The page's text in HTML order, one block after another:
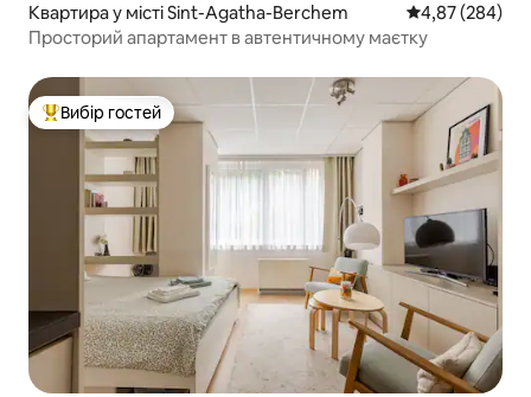
Квартира у місті Sint-Agatha-Berchem Середня
4,87 (284)
Просторий апартамент в автентичному маєтку
Топ вибір гостей
Вибір гостей